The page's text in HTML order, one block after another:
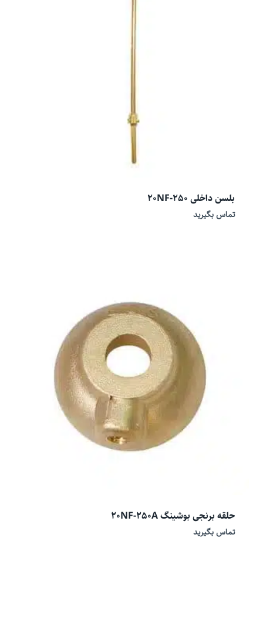
بلسن داخلی 20NF-250
تماس بگیرید
حلقه برنجی بوشینگ 20NF-250A
تماس بگیرید